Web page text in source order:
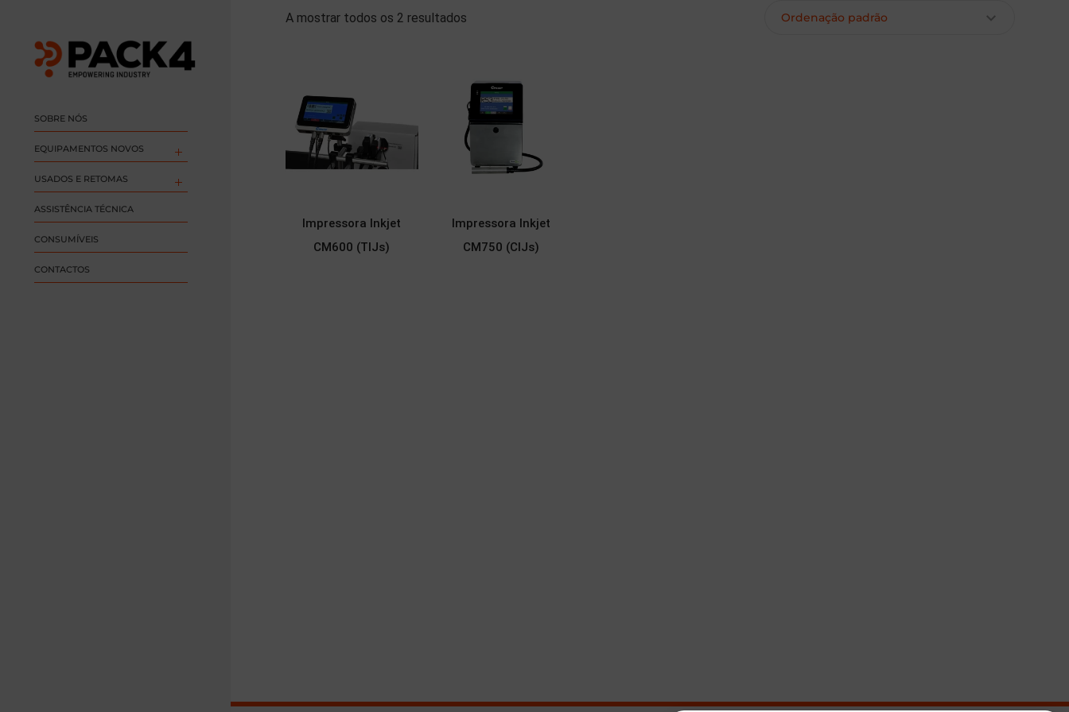
SOBRE NÓS
EQUIPAMENTOS NOVOS
USADOS E RETOMAS
ASSISTÊNCIA TÉCNICA
CONSUMÍVEIS
CONTACTOS
A mostrar todos os 2 resultados
Impressora Inkjet
CM600 (TIJs)
Impressora Inkjet
CM750 (CIJs)